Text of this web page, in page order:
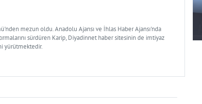
mezun oldu. Anadolu Ajansı ve İhlas Haber Ajansı'nda
sürdüren Karip, Diyadinnet haber sitesinin de imtiyaz
yürütmektedir.